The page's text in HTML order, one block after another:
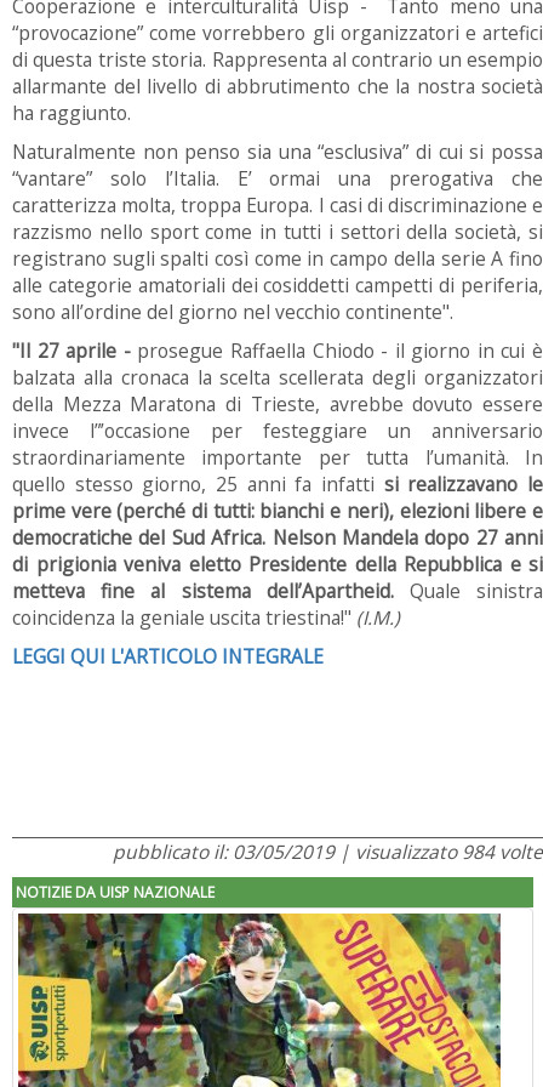
Cooperazione e interculturalità Uisp - Tanto meno una
“provocazione” come vorrebbero gli organizzatori e artefici
di questa triste storia. Rappresenta al contrario un esempio
allarmante del livello di abbrutimento che la nostra società
ha raggiunto.
Naturalmente non penso sia una “esclusiva” di cui si possa
“vantare” solo l’Italia. E’ ormai una prerogativa che
caratterizza molta, troppa Europa. I casi di discriminazione e
razzismo nello sport come in tutti i settori della società, si
registrano sugli spalti così come in campo della serie A fino
alle categorie amatoriali dei cosiddetti campetti di periferia,
sono all’ordine del giorno nel vecchio continente".
"Il 27 aprile - prosegue Raffaella Chiodo - il giorno in cui è
balzata alla cronaca la scelta scellerata degli organizzatori
della Mezza Maratona di Trieste, avrebbe dovuto essere
invece l”’occasione per festeggiare un anniversario
straordinariamente importante per tutta l’umanità. In
quello stesso giorno, 25 anni fa infatti si realizzavano le
prime vere (perché di tutti: bianchi e neri), elezioni libere e
democratiche del Sud Africa. Nelson Mandela dopo 27 anni
di prigionia veniva eletto Presidente della Repubblica e si
metteva fine al sistema dell’Apartheid.Quale sinistra
coincidenza la geniale uscita triestina!" (I.M.)
LEGGI QUI L'ARTICOLO INTEGRALE
pubblicato il: 03/05/2019 | visualizzato 984 volte
NOTIZIE DA UISP NAZIONALE